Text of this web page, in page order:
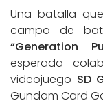
Una batalla
campo de
“Generation
esperada
videojuego SD
Gundam Card